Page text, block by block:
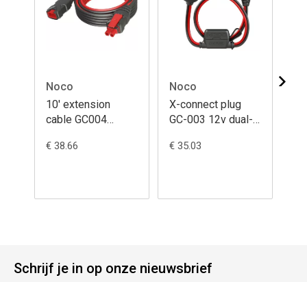
Noco
10' extension
cable GC004
€ 38.66
Noco
X-connect plug
GC-003 12v dual-
bus)
€ 35.03
Schrijf je in op onze nieuwsbrief